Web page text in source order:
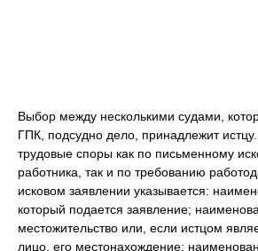
Выбор между несколькими судами,
ГПК, подсудно дело, принадлежит
трудовые споры как по письменному
работника, так и по требованию
исковом заявлении указывается:
который подается заявление;
местожительство или, если истцом
лицо, его местонахождение;